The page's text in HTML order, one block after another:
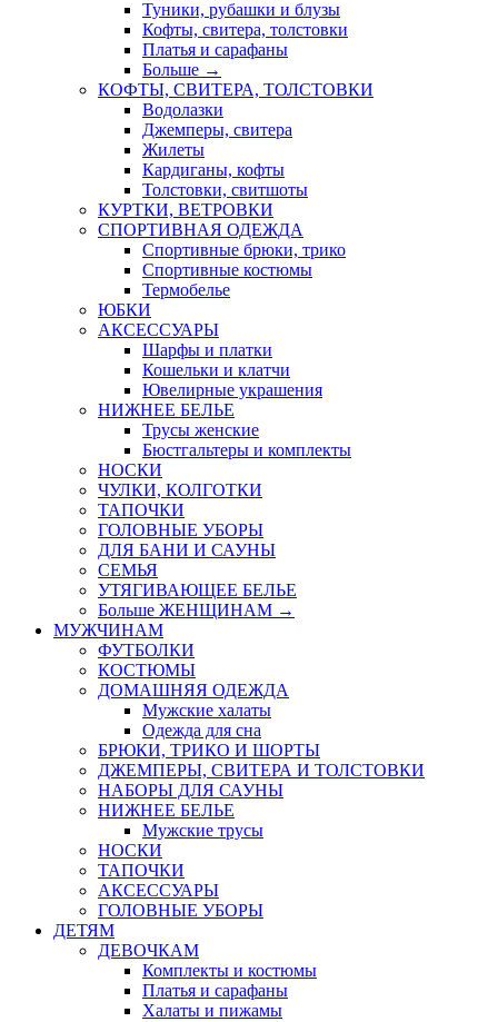
Туники, рубашки и блузы
Кофты, свитера, толстовки
Платья и сарафаны
Больше →
КОФТЫ, СВИТЕРА, ТОЛСТОВКИ
Водолазки
Джемперы, свитера
Жилеты
Кардиганы, кофты
Толстовки, свитшоты
КУРТКИ, ВЕТРОВКИ
СПОРТИВНАЯ ОДЕЖДА
Спортивные брюки, трико
Спортивные костюмы
Термобелье
ЮБКИ
AКСЕССУАРЫ
Шарфы и платки
Кошельки и клатчи
Ювелирные украшения
НИЖНЕЕ БЕЛЬЕ
Трусы женские
Бюстгальтеры и комплекты
НОСКИ
ЧУЛКИ, КОЛГОТКИ
ТАПОЧКИ
ГОЛОВНЫЕ УБОРЫ
ДЛЯ БАНИ И САУНЫ
СЕМЬЯ
УТЯГИВАЮЩЕЕ БЕЛЬЕ
Больше ЖЕНЩИНАМ →
МУЖЧИНАМ
ФУТБОЛКИ
КОСТЮМЫ
ДОМАШНЯЯ ОДЕЖДА
Мужские халаты
Одежда для сна
БРЮКИ, ТРИКО И ШОРТЫ
ДЖЕМПЕРЫ, СВИТЕРА И ТОЛСТОВКИ
НАБОРЫ ДЛЯ САУНЫ
НИЖНЕЕ БЕЛЬЕ
Мужские трусы
НОСКИ
ТАПОЧКИ
АКСЕССУАРЫ
ГОЛОВНЫЕ УБОРЫ
ДЕТЯМ
ДЕВОЧКАМ
Комплекты и костюмы
Платья и сарафаны
Халаты и пижамы